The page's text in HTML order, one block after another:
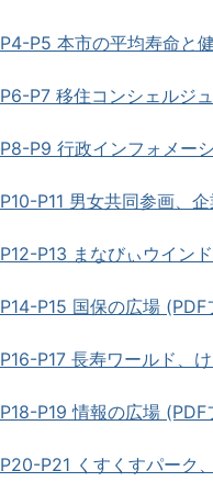
P4-P5 本市の平均寿命と
P6-P7 移住コンシェルジ
P8-P9 行政インフォメー
P10-P11 男女共同参画、
P12-P13 まなびぃウイン
P14-P15 国保の広場
P16-P17 長寿ワールド、
P18-P19 情報の広場
P20-P21 くすくすパーク